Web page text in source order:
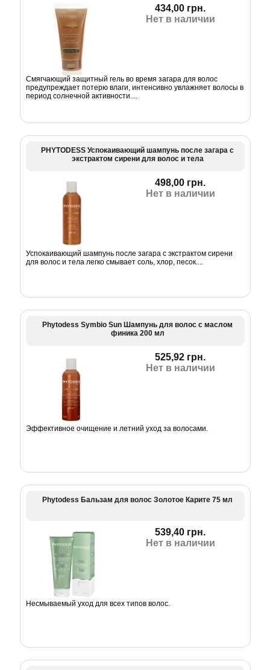
434,00 грн.
Нет в наличии
Смягчающий защитный гель во время загара для волос
предупреждает потерю влаги, интенсивно увлажняет волосы в
период солнечной активности....
PHYTODESS Успокаивающий шампунь после загара с
экстрактом сирени для волос и тела
498,00 грн.
Нет в наличии
Успокаивающий шампунь после загара с экстрактом сирени
для волос и тела легко смывает соль, хлор, песок....
Phytodess Symbio Sun Шампунь для волос с маслом
финика 200 мл
525,92 грн.
Нет в наличии
Эффективное очищение и летний уход за волосами.
Phytodess Бальзам для волос Золотое Карите 75 мл
539,40 грн.
Нет в наличии
Несмываемый уход для всех типов волос.